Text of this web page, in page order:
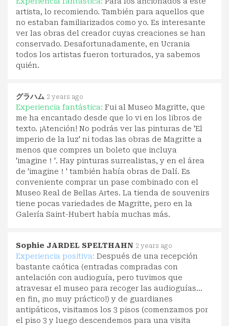
artista, lo recomiendo. También para aquellos que
no estaban familiarizados como yo. Es interesante
ver las obras del creador cuyas creaciones se han
conservado. Desafortunadamente, en Ucrania
todos los artistas fueron torturados, ya sabemos
quién.
グラハム 2 years ago
Experiencia fantástica: Fui al Museo Magritte, que
me ha encantado desde que lo vi en los libros de
texto. ¡Atención! No podrás ver las pinturas de 'El
imperio de la luz' ni todas las obras de Magritte a
menos que compres un boleto que incluya
'imagine！'. Hay pinturas surrealistas, y en el área
de 'imagine！' también había obras de Dalí. Es
conveniente comprar un pase combinado con el
Museo Real de Bellas Artes. La tienda de souvenirs
tiene pocas variedades de Magritte, pero en la
Galería Saint-Hubert había muchas más.
Sophie JARDEL SPELTHAHN 2 years ago
Experiencia positiva: Después de una recepción
bastante caótica (entradas compradas con
antelación con audioguía, pero tuvimos que
atravesar el museo para recoger las audioguías...
en fin, ¡no muy práctico!) y de guardianes
antipáticos, visitamos los 3 pisos (comenzamos por
el piso 3 y luego descendemos para una visita